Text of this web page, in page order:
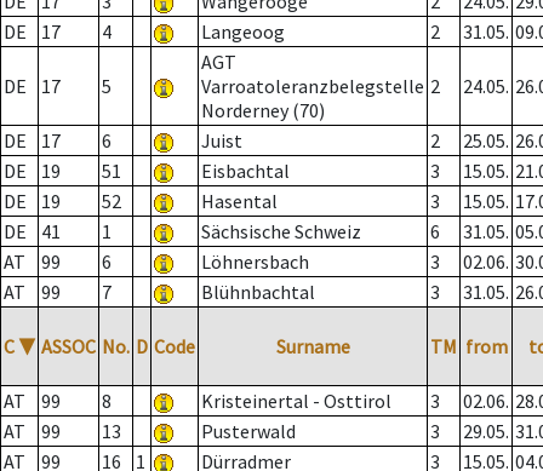
DE
17 4 Langeoog 2 31.05.
DE 17 5
AGT
Varroatoleranzbelegstelle
Norderney (70)
2 24.05.
DE 17 6 Juist 2 25.05.
DE
19 51 Eisbachtal 3 15.05.
DE
19 52 Hasental 3 15.05.
DE
41 1 Sächsische Schweiz 6 31.05.
AT
99 6 Löhnersbach 3 02.06.
AT
99 7 Blühnbachtal 3 31.05.
C ▼ ASSOC No. D Code Surname TM from
AT 99 8 Kristeinertal - Osttirol 3 02.06.
AT
99 13 Pusterwald 3 29.05.
AT
99 16 1 Dürradmer 3 15.05.